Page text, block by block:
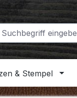
& Stempel